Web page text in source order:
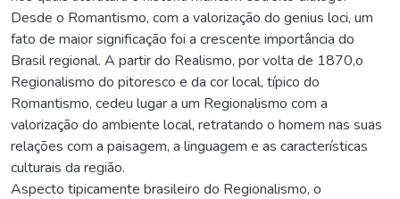
Desde o Romantismo, com a valorização do genius loci, um
fato de maior significação foi a crescente importância do
Brasil regional. A partir do Realismo, por volta de 1870,o
Regionalismo do pitoresco e da cor local, típico do
Romantismo, cedeu lugar a um Regionalismo com a
valorização do ambiente local, retratando o homem nas suas
relações com a paisagem, a linguagem e as características
culturais da região.
Aspecto tipicamente brasileiro do Regionalismo, o